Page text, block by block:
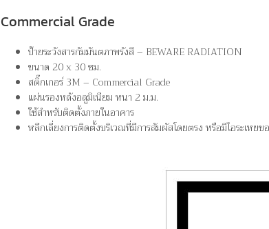
Commercial Grade
ป้ายระวังสารกัมมันตภาพรังสี – BEWARE RADIATION
ขนาด 20 x 30 ซม.
สติ๊กเกอร์ 3M – Commercial Grade
แผ่นรองหลังอลูมิเนียม หนา 2 ม.ม.
ใช้สำหรับติดตั้งภายในอาคาร
หลีกเลี่ยงการติดตั้งบริเวณที่มีการสัมผัสโดยตรง หรือมีไอระเหยข